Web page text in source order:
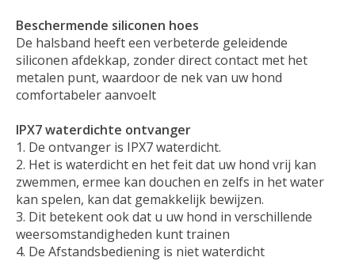
Beschermende siliconen hoes
De halsband heeft een verbeterde geleidende
siliconen afdekkap, zonder direct contact met het
metalen punt, waardoor de nek van uw hond
comfortabeler aanvoelt
IPX7 waterdichte ontvanger
De ontvanger is IPX7 waterdicht.
Het is waterdicht en het feit dat uw hond vrij kan
zwemmen, ermee kan douchen en zelfs in het water
kan spelen, kan dat gemakkelijk bewijzen.
Dit betekent ook dat u uw hond in verschillende
weersomstandigheden kunt trainen
De Afstandsbediening is niet waterdicht